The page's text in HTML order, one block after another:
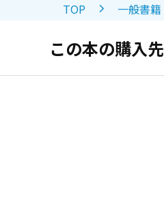
TOP 一般書籍
この本の購入先